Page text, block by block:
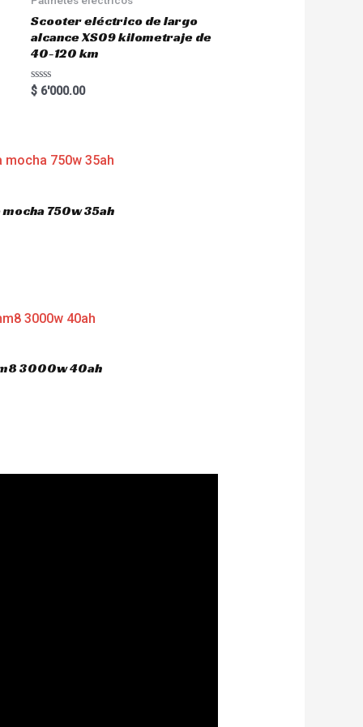
Scooter eléctrico de largo
alcance XS09 kilometraje de
40-120 km
R
a
o
u
5
$6'000.00
750w 35ah
3000w 40ah